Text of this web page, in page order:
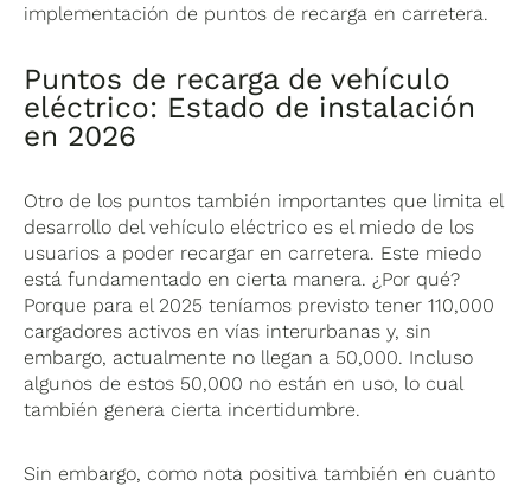
implementación de puntos de recarga en carretera.
Puntos de recarga de vehículo
eléctrico: Estado de instalación
en 2026
Otro de los puntos también importantes que limita el
desarrollo del vehículo eléctrico es el miedo de los
usuarios a poder recargar en carretera. Este miedo
está fundamentado en cierta manera. ¿Por qué?
Porque para el 2025 teníamos previsto tener 110,000
cargadores activos en vías interurbanas y, sin
embargo, actualmente no llegan a 50,000. Incluso
algunos de estos 50,000 no están en uso, lo cual
también genera cierta incertidumbre.
Sin embargo, como nota positiva también en cuanto